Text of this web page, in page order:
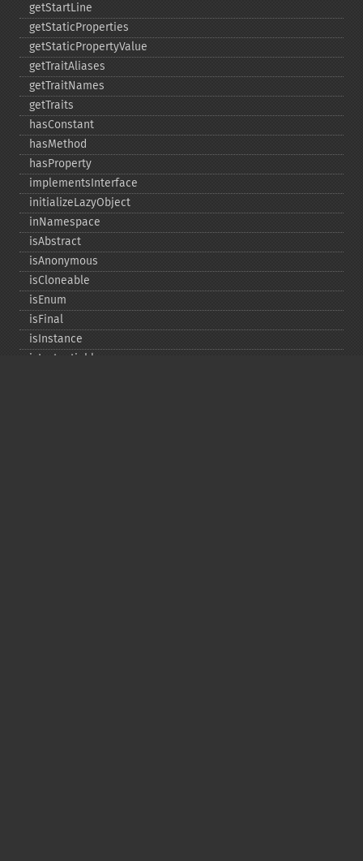
getStartLine
getStaticProperties
getStaticPropertyValue
getTraitAliases
getTraitNames
getTraits
hasConstant
hasMethod
hasProperty
implementsInterface
initializeLazyObject
inNamespace
isAbstract
isAnonymous
isCloneable
isEnum
isFinal
isInstance
isInstantiable